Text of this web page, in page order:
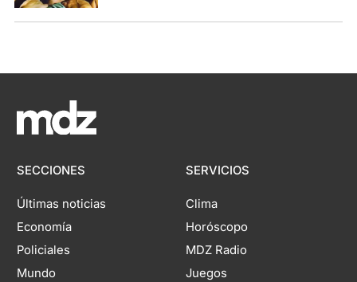
SECCIONES
Últimas noticias
Economía
Policiales
Mundo
SERVICIOS
Clima
Horóscopo
MDZ Radio
Juegos